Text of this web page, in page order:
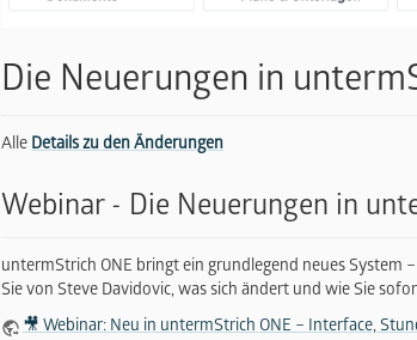
Die Neuerungen in
AlleDetails zu den Änderungen
Webinar - Die Neuerungen in
untermStrich ONE bringt ein grundlegend neues
Sie von Steve Davidovic, was sich ändert und wie Sie
🎥 Webinar: Neu in untermStrich ONE – Interface,